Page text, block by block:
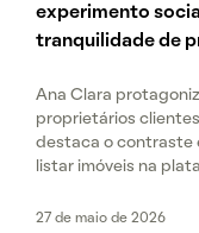
experimento
tranquilidade de
Ana Clara
proprietários
destaca o contraste
listar imóveis na
27 de maio de 2026